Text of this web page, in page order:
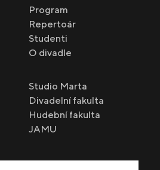
Program
Repertoár
Studenti
O divadle
Studio Marta
Divadelní fakulta
Hudební fakulta
JAMU